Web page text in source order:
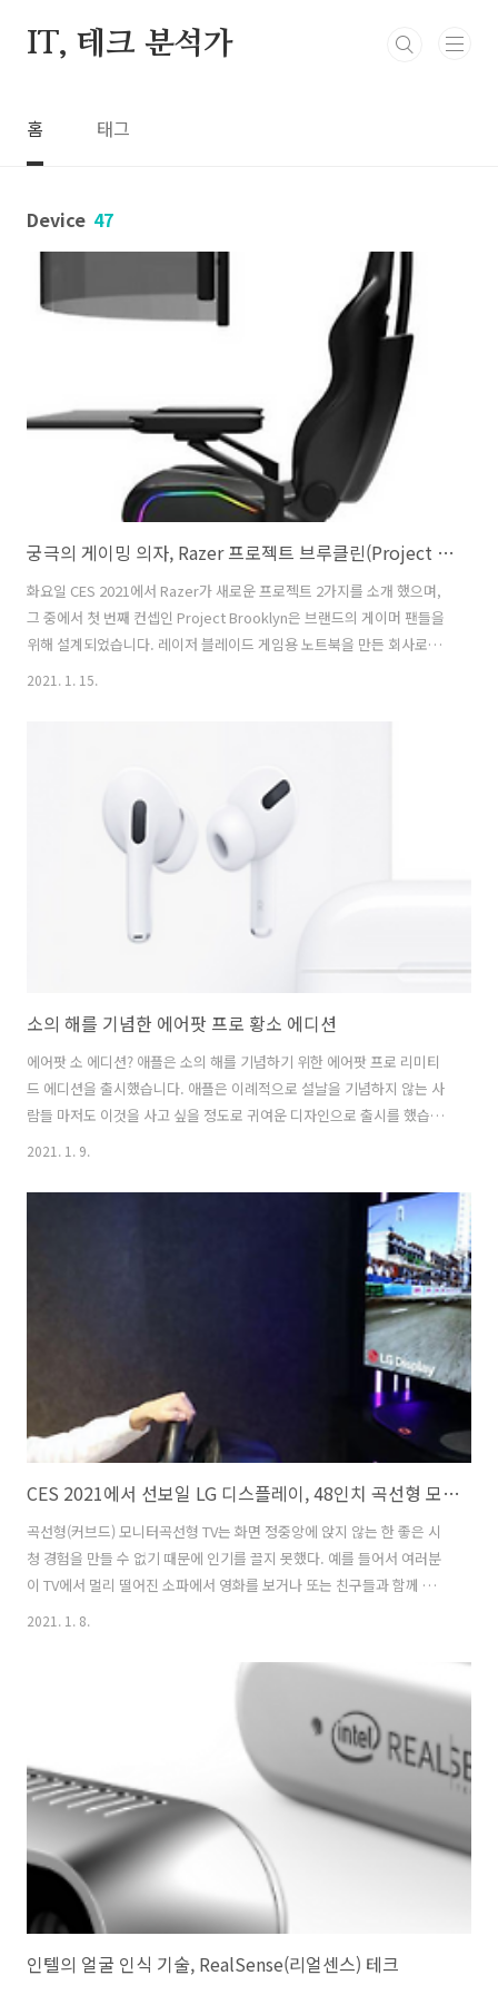
IT, 테크 분석가
홈 태그
Device 47
궁극의 게이밍 의자, Razer 프로젝트 브루클린(Project Brooklyn)
화요일 CES 2021에서 Razer가 새로운 프로젝트 2가지를 소개 했으며,
그 중에서 첫 번째 컨셉인 Project Brooklyn은 브랜드의 게이머 팬들을
위해 설계되었습니다. 레이저 블레이드 게임용 노트북을 만든 회사로서,
첫 번째 프로젝트 브루클린(Project Brooklyn)이 게임용 의자의 개발은
공을 기반으로 하고 있으며, 게임 의자를 전체 게임 환경의 요구에 맞는
몰입형 게임 플랫폼으로 제공할 수 있는 방법을 모색하고 있습니다."라
고 Mike Scharnikow..
2021. 1. 15.
소의 해를 기념한 에어팟 프로 황소 에디션
에어팟 소 에디션? 애플은 소의 해를 기념하기 위한 에어팟 프로 리미티
드 에디션을 출시했습니다. 애플은 이례적으로 설날을 기념하지 않는 사
람들 마저도 이것을 사고 싶을 정도로 귀여운 디자인으로 출시를 했습니
다. 두 쌍의 충전 케이스에는 Bull(소) 아이콘이 새겨져 있으며, 이어폰 디
중국, 홍콩, 싱가포르, 대만, 말레이시아를 포함한 아시아의 선택된 지역
에서만 옥스 에디션 이어폰을 판매합니다. 애플 스토어에서 그것을 구할
수 있는 사람들에게 좋은 소식은 소가 프린트 되지 않은 다른 에어팟 버
전과 비슷한 가격으로 출시한다는 것입니다.. 예를 들어, 중국에서
Oxfan 이어폰은 RMB 1,999(US$310)로 표시되거나 일반 제품과 동일..
2021. 1. 9.
CES 2021에서 선보일 LG 디스플레이, 48인치 곡선형 모니터
곡선형(커브드) 모니터곡선형 TV는 화면 정중앙에 앉지 않는 한 좋은 시
청 경험을 만들 수 없기 때문에 인기를 끌지 못했다. 예를 들어서 여러분
이 TV에서 멀리 떨어진 소파에서 영화를 보거나 또는 친구들과 함께 가장
좋아하는 프로그램을 볼 때 많이 생기는 경우이다. 그러나, 곡선형 컴퓨
밖에 떨어져 있지 않기 때문에 (특히 게이머들에게) 매우 인기가 있다.
LG디스플레이는 게임용으로 곡선이 가능하고 TV 시청용으로 평평하며
기존 스피커 대신 화면을 진동시켜 소리를 내는 OLED 디스플레이로 컴
퓨터 사용자들과 게이머들에게 양쪽의 장점을 제공하고자 한다. CES
2021 LG 디스플레이LG디스플레이는 CES 2021년 동안 48인치 벤더블
..
2021. 1. 8.
인텔의 얼굴 인식 기술, RealSense(리얼센스) 테크